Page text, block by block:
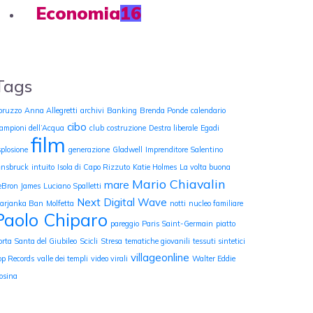
Economia16
Anna Allegretti archivi Banking Brenda Ponde calendario
dell’Acqua cibo club costruzione Destra liberale Egadi
film generazione Gladwell Imprenditore Salentino
intuito Isola di Capo Rizzuto Katie Holmes La volta buona
James Luciano Spalletti mare Mario Chiavalin
Ban Molfetta Next Digital Wave notti nucleo familiare
Chiparo pareggio Paris Saint-Germain piatto
Santa del Giubileo Scicli Stresa tematiche giovanili tessuti sintetici
Records valle dei templi video virali villageonline Walter Eddie